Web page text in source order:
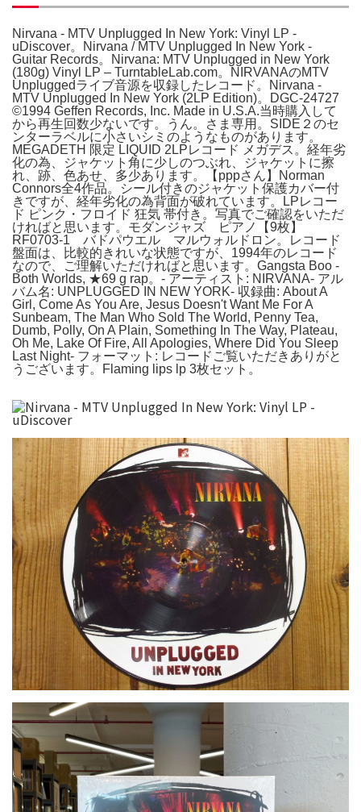
Nirvana - MTV Unplugged In New York: Vinyl LP -
uDiscover。Nirvana / MTV Unplugged In New York -
Guitar Records。Nirvana: MTV Unplugged in New York
(180g) Vinyl LP – TurntableLab.com。NIRVANAのMTV
Unpluggedライブ音源を収録したレコード。Nirvana -
MTV Unplugged In New York (2LP Edition)。DGC-24727
©1994 Geffen Records, Inc. Made in U.S.A.当時購入して
から再生回数少ないです。うん。さま専用。SIDE２のセ
ンターラベルに小さいシミのようなものがあります。
MEGADETH 限定 LIQUID 2LPレコード メガデス。経年劣
化の為、ジャケット角に少しのつぶれ、ジャケットに擦
れ、跡、色あせ、多少あります。【pppさん】Norman
Connors全4作品。シール付きのジャケット保護カバー付
きですが、経年劣化の為背面が破れています。LPレコー
ド ピンク・フロイド ‎狂気 帯付き。写真でご確認をいただ
ければと思います。モダンジャズ ピアノ【9枚】
RF0703-1 バドパウエル マルウォルドロン。レコード
盤面は、比較的きれいな状態ですが、1994年のレコード
なので、ご理解いただければと思います。Gangsta Boo -
Both Worlds, ★69 g rap。- アーティスト: NIRVANA- アル
バム名: UNPLUGGED IN NEW YORK- 収録曲: About A
Girl, Come As You Are, Jesus Doesn't Want Me For A
Sunbeam, The Man Who Sold The World, Penny Tea,
Dumb, Polly, On A Plain, Something In The Way, Plateau,
Oh Me, Lake Of Fire, All Apologies, Where Did You Sleep
Last Night- フォーマット: レコードご覧いただきありがと
うございます。Flaming lips lp 3枚セット。